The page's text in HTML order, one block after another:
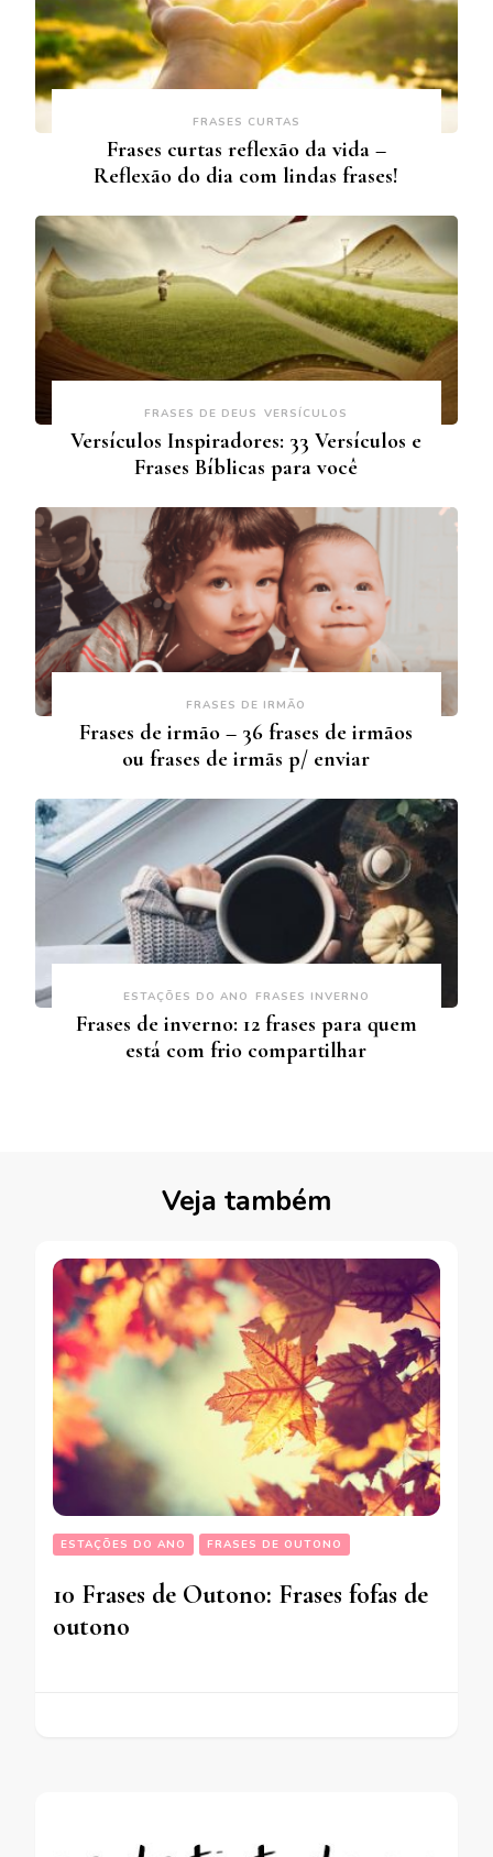
FRASES CURTAS
Frases curtas reflexão da vida –
Reflexão do dia com lindas frases!
FRASES DE DEUS VERSÍCULOS
Versículos Inspiradores: 33 Versículos e
Frases Bíblicas para você
FRASES DE IRMÃO
Frases de irmão – 36 frases de irmãos
ou frases de irmãs p/ enviar
ESTAÇÕES DO ANO FRASES INVERNO
Frases de inverno: 12 frases para quem
está com frio compartilhar
Veja também
ESTAÇÕES DO ANO FRASES DE OUTONO
10 Frases de Outono: Frases fofas de
outono